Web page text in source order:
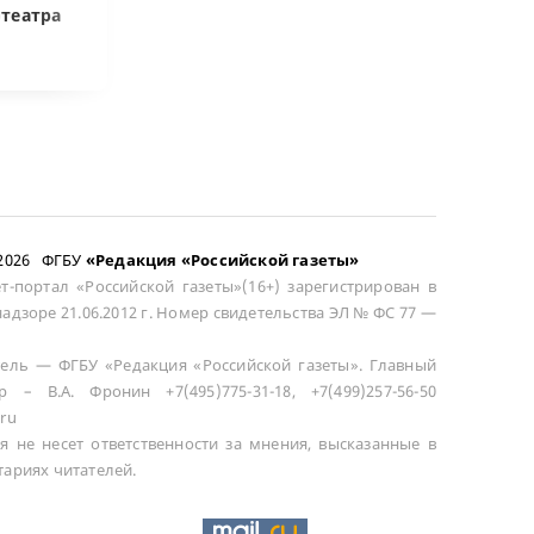
ФГБУ «Редакция «Российской газеты»
портал «Российской газеты»(16+) зарегистрирован в
21.06.2012 г. Номер свидетельства ЭЛ № ФС 77 —
— ФГБУ «Редакция «Российской газеты». Главный
– В.А. Фронин +7(495)775-31-18, +7(499)257-56-50
не несет ответственности за мнения, высказанные в
читателей.